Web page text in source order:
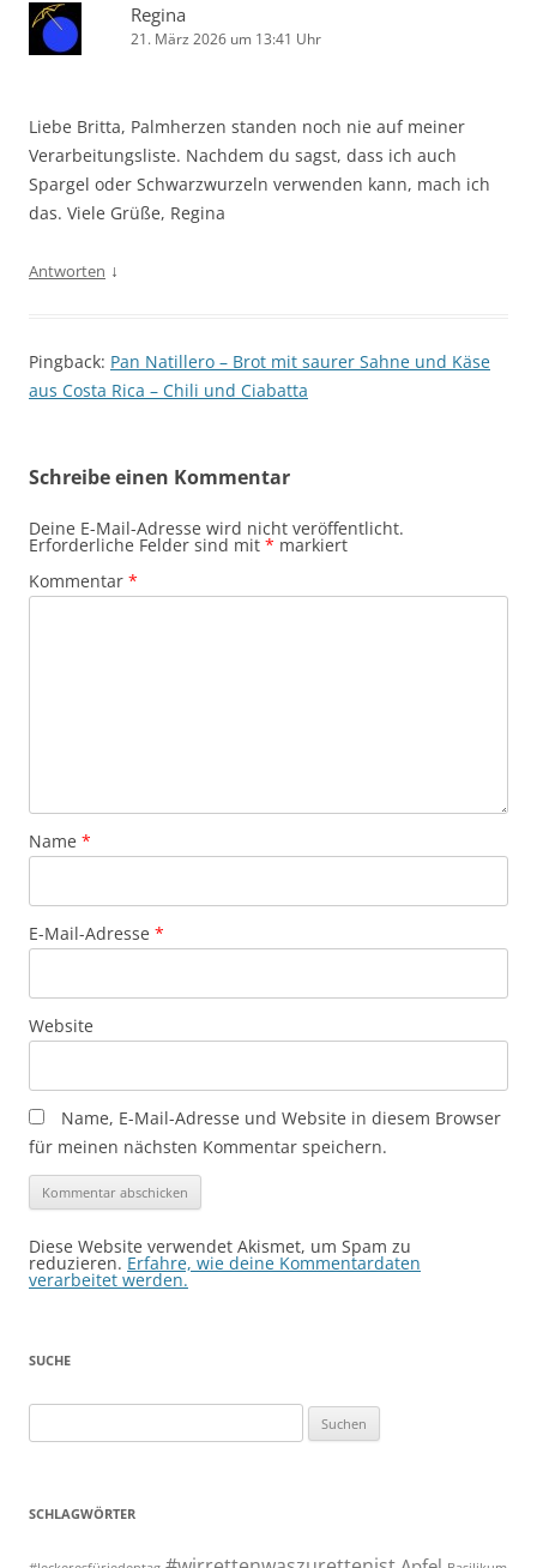
Regina
21. März 2026 um 13:41 Uhr
Liebe Britta, Palmherzen standen noch nie auf meiner
Verarbeitungsliste. Nachdem du sagst, dass ich auch
Spargel oder Schwarzwurzeln verwenden kann, mach ich
das. Viele Grüße, Regina
Antworten ↓
Pingback: Pan Natillero – Brot mit saurer Sahne und Käse
aus Costa Rica – Chili und Ciabatta
Schreibe einen Kommentar
Deine E-Mail-Adresse wird nicht veröffentlicht.
Erforderliche Felder sind mit * markiert
Kommentar *
Name *
E-Mail-Adresse *
Website
Name, E-Mail-Adresse und Website in diesem Browser
für meinen nächsten Kommentar speichern.
Diese Website verwendet Akismet, um Spam zu
reduzieren. Erfahre, wie deine Kommentardaten
verarbeitet werden.
SUCHE
nach:
SCHLAGWÖRTER